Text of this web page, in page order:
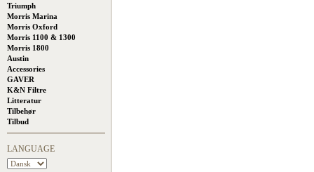
Triumph
Morris Marina
Morris Oxford
Morris 1100 & 1300
Morris 1800
Austin
Accessories
GAVER
K&N Filtre
Litteratur
Tilbehør
Tilbud
LANGUAGE